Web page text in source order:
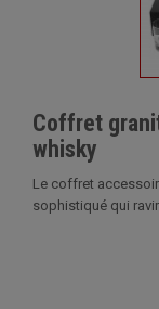
Coffret
whisky
Le coffret
sophistiqué qui